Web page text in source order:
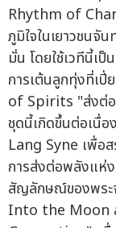
Rhythm of
ภูมิใจในเยาวชนจั
มั่น โดยใช้เวทีนี้เ
การเต้นลูกทุ่งที่เ
of Spirits "ส่งต่
ชุดนี้เกิดขึ้นต่อเนื่อ
Lang Syne เพื่อ
การส่งต่อพลังแห่
สัญลักษณ์ของพระ
Into the Moon